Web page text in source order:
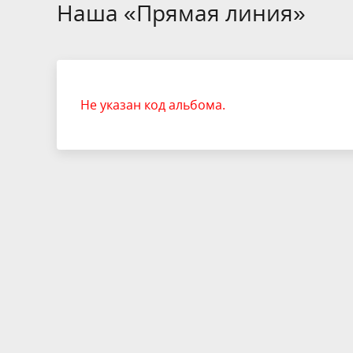
Избирательные округа
Наша «Прямая линия»
Не указан код альбома.